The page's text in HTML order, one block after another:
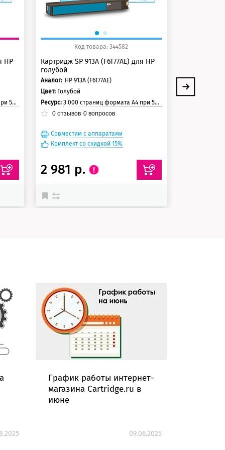
HP
Код товара: 344582
Картридж SP 913A (F6T77AE) для HP
голубой
Аналог: HP 913A (F6T77AE)
Цвет: Голубой
Ресурс: 3 000 страниц формата А4 при 5% заполнении страницы
0отзывов 0вопросов
Совместим с аппаратами
Комплект со скидкой 15%
2 981 р.
Аналог:
Цвет:
График работы интернет-
магазина Cartridge.ru в
июне
09.06.2025